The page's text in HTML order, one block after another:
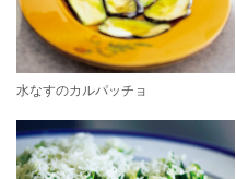
水なすのカルパッチョ